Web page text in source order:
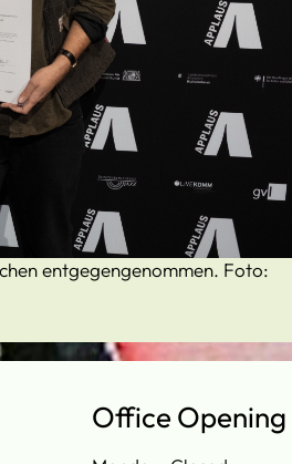
entgegengenommen. Foto:
Office Opening